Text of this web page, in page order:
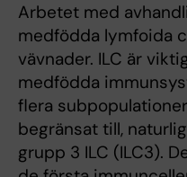
Arbetet med
medfödda lymfoida
vävnader. ILC är
medfödda
flera
begränsat till,
grupp 3 ILC (ILC3).